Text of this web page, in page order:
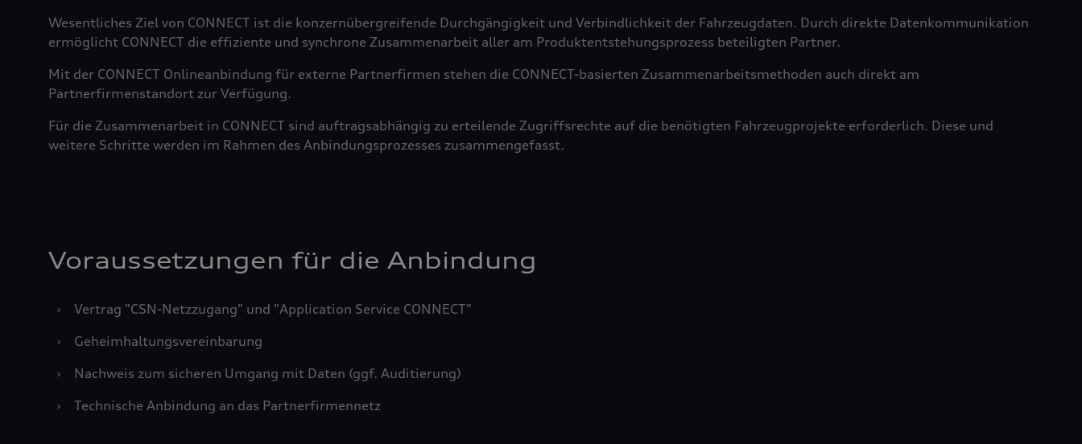
Wesentliches Ziel von CONNECT ist die konzernübergreifende Durchgängigkeit und Verbindlichkeit der Fahrzeugdaten. Durch direkte Datenkommunikation
ermöglicht CONNECT die effiziente und synchrone Zusammenarbeit aller am Produktentstehungsprozess beteiligten Partner.
Mit der CONNECT Onlineanbindung für externe Partnerfirmen stehen die CONNECT-basierten Zusammenarbeitsmethoden auch direkt am
Partnerfirmenstandort zur Verfügung.
Für die Zusammenarbeit in CONNECT sind auftragsabhängig zu erteilende Zugriffsrechte auf die benötigten Fahrzeugprojekte erforderlich. Diese und
weitere Schritte werden im Rahmen des Anbindungsprozesses zusammengefasst.
Voraussetzungen für die Anbindung
›
Vertrag "CSN-Netzzugang" und "Application Service CONNECT"
›
Geheimhaltungsvereinbarung
›
Nachweis zum sicheren Umgang mit Daten (ggf. Auditierung)
›
Technische Anbindung an das Partnerfirmennetz